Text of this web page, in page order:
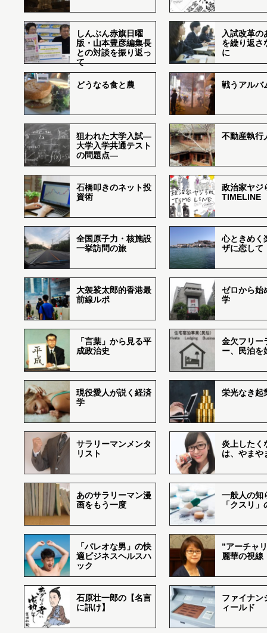
しんぶん赤旗日曜
版・山本豊彦編集長
との対談を振り返っ
て
入試改革の
を繰り返さ
に
どうなる食と農 戦うアルバ
狙われた大学入試―
大学入学共通テスト
の問題点―
不動産執行
石橋叩きのネット投
資術
政治家ヤジ
TIMELINE
全国原子力・核施設
一挙訪問の旅
心ときめく
ザに恋して
大袈裟太郎的香港最
前線ルポ
ゼロから始
学
「言葉」から見る平
成政治史
金欠フリー
ー、民泊を
現役愛人が説く経済
学
栄光なき起
サラリーマンメンタ
リスト
炎上したく
は、やまや
あのサラリーマン漫
画をもう一度
一般人の知
「クスリ
「パレオな男」の快
適ビジネスヘルスハ
ック
”アーチャ
麗華の視線
石原壮一郎の【名言
に訊け】
ファイナン
ィールド